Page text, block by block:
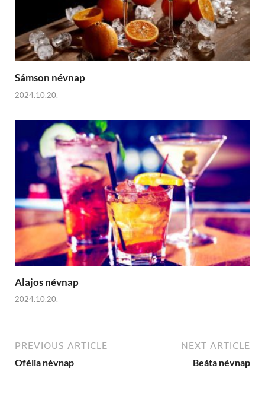
Sámson névnap
2024.10.20.
Alajos névnap
2024.10.20.
PREVIOUS ARTICLE
Ofélia névnap
NEXT ARTICLE
Beáta névnap